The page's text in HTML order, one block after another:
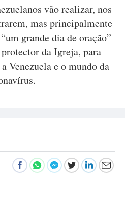
vão realizar, nos
mas principalmente
grande dia de oração”
da Igreja, para
Venezuela e o mundo da